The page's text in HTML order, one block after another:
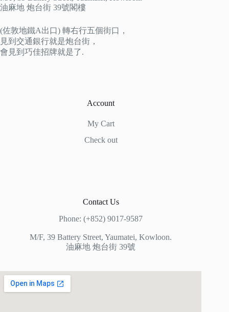
油麻地 炮台街 39號閣樓
(佐敦地鐵A出口) 轉右行五個街口，
見到交通銀行就是炮台街，
會見到巧佳招牌就是了.
Account
My Cart
Check out
Contact Us
Phone: (+852) 9017-9587
M/F, 39 Battery Street, Yaumatei, Kowloon.
油麻地 炮台街 39號